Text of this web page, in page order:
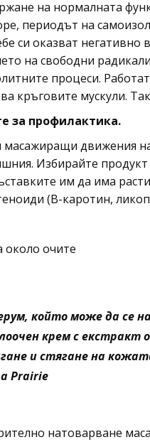
на нормалната
периодът на
си оказват
на свободни
процеси.
кръговите мускули.
за профилактика.
масажиращи движения
Избирайте
им да има
(В-каротин,
който може да се
крем с екстракт
и стягане на
Prairie
натоварване